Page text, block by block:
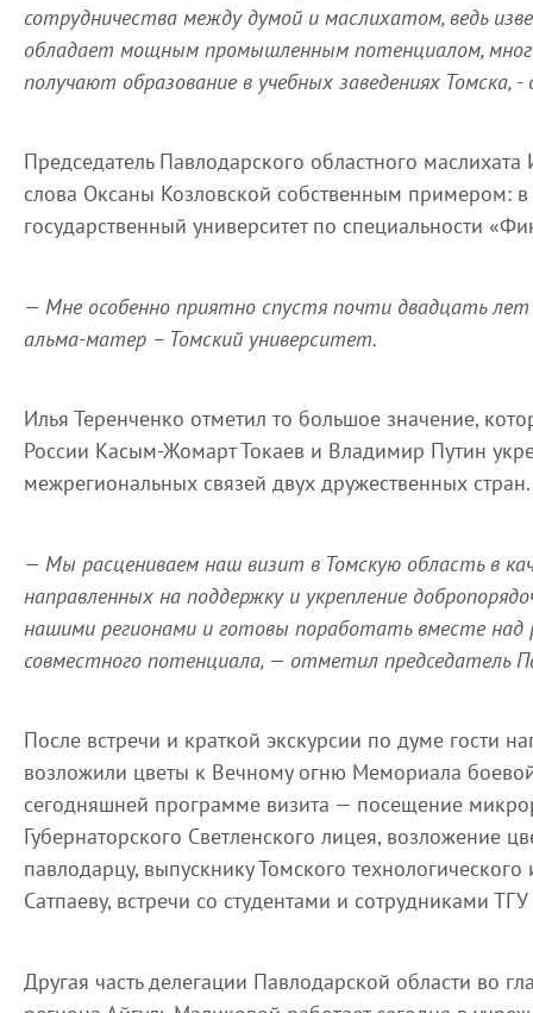
сотрудничества между думой и маслихатом, ведь
обладает мощным промышленным потенциалом,
получают образование в учебных заведениях
Председатель Павлодарского областного
слова Оксаны Козловской собственным примером:
государственный университет по специальности
— Мне особенно приятно спустя почти двадцать
альма-матер – Томский университет.
Илья Теренченко отметил то большое значение,
России Касым-Жомарт Токаев и Владимир Путин
межрегиональных связей двух дружественных стран.
— Мы расцениваем наш визит в Томскую область в
направленных на поддержку и укрепление
нашими регионами и готовы поработать вместе над
совместного потенциала, — отметил председатель
После встречи и краткой экскурсии по думе гости
возложили цветы к Вечному огню Мемориала
сегодняшней программе визита — посещение
Губернаторского Светленского лицея, возложение
павлодарцу, выпускнику Томского
Сатпаеву, встречи со студентами и сотрудниками
Другая часть делегации Павлодарской области во